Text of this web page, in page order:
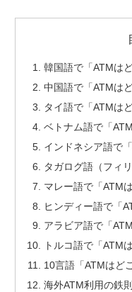
韓国語で「ATMは
中国語で「ATMは
タイ語で「ATMは
ベトナム語で「
インドネシア語で
タガログ語（フィ
マレー語で「ATM
ヒンディー語で「
アラビア語で「
トルコ語で「ATM
10言語「ATMはど
海外ATM利用の鉄